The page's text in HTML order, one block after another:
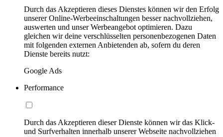
Durch das Akzeptieren dieses Dienstes können wir den Erfolg
unserer Online-Werbeeinschaltungen besser nachvollziehen,
auswerten und unser Werbeangebot optimieren. Dazu
gleichen wir deine verschlüsselten personenbezogenen Daten
mit folgenden externen Anbietenden ab, sofern du deren
Dienste bereits nutzt:
Google Ads
Performance
Durch das Akzeptieren dieser Dienste können wir das Klick-
und Surfverhalten innerhalb unserer Webseite nachvollziehen